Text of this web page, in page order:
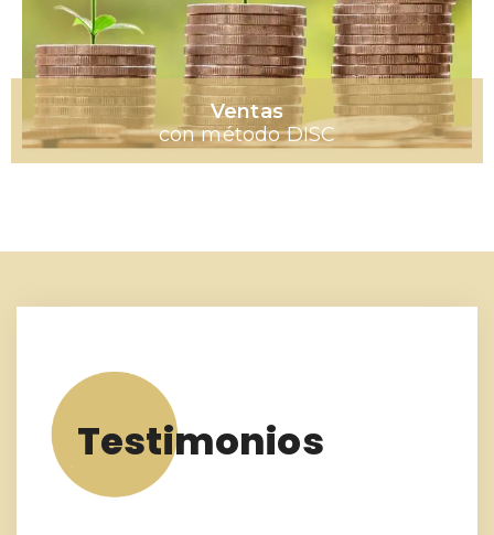
Ventas
con método DISC
Testimonios